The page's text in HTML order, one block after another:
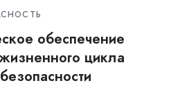
обеспечение
цикла